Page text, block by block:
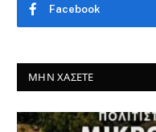
Facebook
ΜΗΝ ΧΆΣΕΤΕ